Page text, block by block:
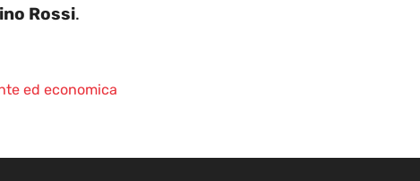
Rossi.
ed economica